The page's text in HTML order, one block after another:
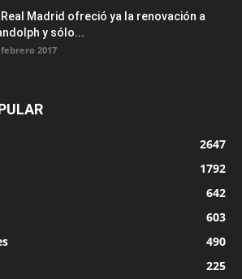
Real Madrid ofreció ya la renovación a
y sólo...
febrero 2017
2647
1792
642
603
490
225